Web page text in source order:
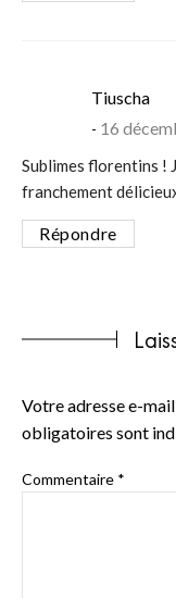
Tiuschasays:
16
Sublimes florentins !
franchement
Répondre
Votre adresse e-
obligatoires sont
Commentaire *